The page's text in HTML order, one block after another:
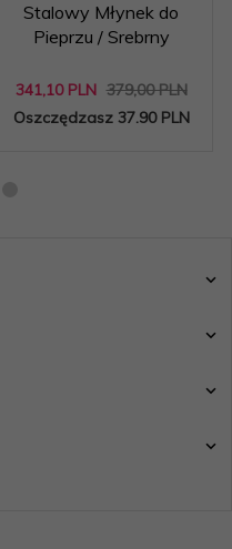
Stalowy Młynek do
Pieprzu / Srebrny
341,10 PLN 379,00 PLN
Oszczędzasz 37.90 PLN